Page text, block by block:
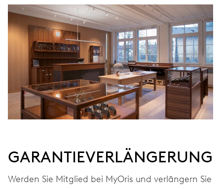
ABMESSUNGEN
Ø 25.60 mm, 11 1/2’’’
AUFZUG
Automatischer Aufzug
FREQUENZ
28.800 A/h, 4 Hz
ZIFFERBLATT Schwarz
GARANTIEVERLÄNGERUNG
Werden Sie Mitglied bei MyOris und verlängern Sie